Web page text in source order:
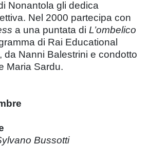
Nonantola gli dedica
Nel 2000 partecipa con
a una puntata di L’ombelico
di Rai Educational
da Nanni Balestrini e condotto
Maria Sardu.
Bussotti